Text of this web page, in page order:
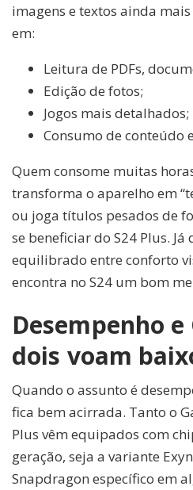
imagens e textos ainda
em:
Leitura de PDFs,
Edição de fotos;
Jogos mais detalhados;
Consumo de conteúdo
Quem consome muitas
transforma o aparelho em
ou joga títulos pesados de
se beneficiar do S24 Plus.
equilibrado entre conforto
encontra no S24 um bom
Desempenho
dois voam
Quando o assunto é
fica bem acirrada. Tanto o
Plus vêm equipados com
geração, seja a variante
Snapdragon específico em